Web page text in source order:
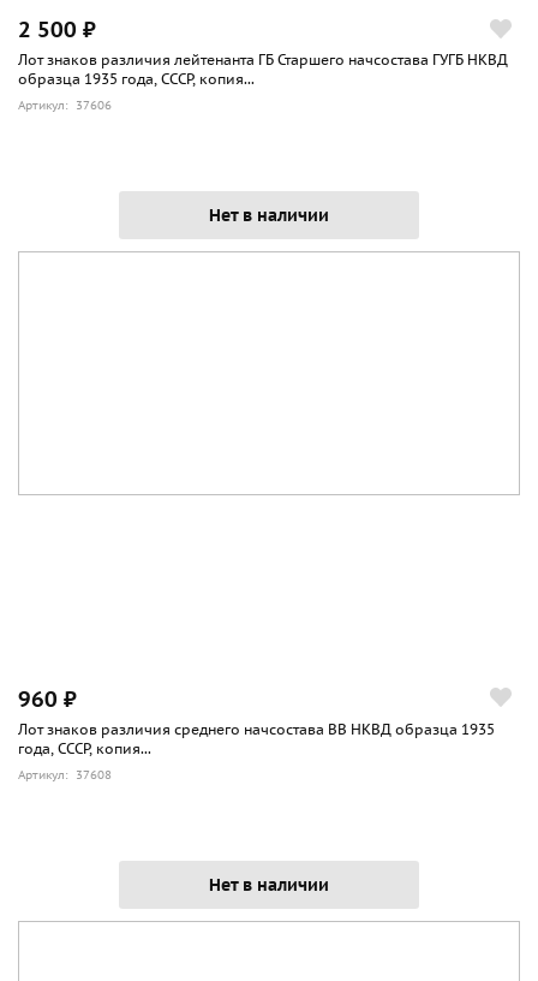
2 500 ₽
Лот знаков различия лейтенанта ГБ Старшего начсостава ГУГБ НКВД
образца 1935 года, СССР, копия...
Артикул: 37606
Нет в наличии
960 ₽
Лот знаков различия среднего начсостава ВВ НКВД образца 1935
года, СССР, копия...
Артикул: 37608
Нет в наличии